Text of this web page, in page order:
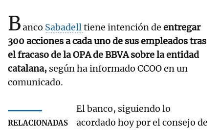
Banco Sabadelltiene intención de entregar
300 acciones a cada uno de sus empleados tras
el fracaso de la OPA de BBVA sobre la entidad
catalana, según ha informado CCOO en un
comunicado.
RELACIONADAS
El banco, siguiendo lo
acordado hoy por el consejo de